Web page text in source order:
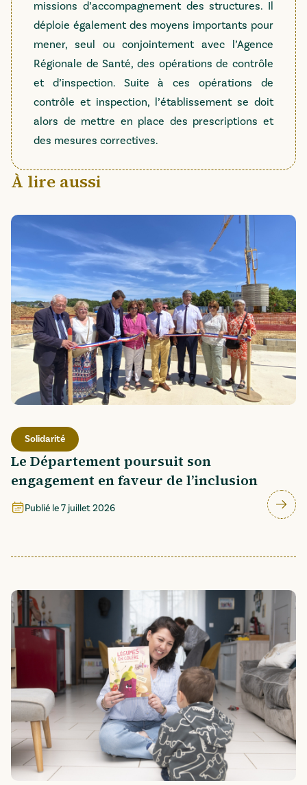
missions d’accompagnement des structures. Il
déploie également des moyens importants pour
mener, seul ou conjointement avec l’Agence
Régionale de Santé, des opérations de contrôle
et d’inspection. Suite à ces opérations de
contrôle et inspection, l’établissement se doit
alors de mettre en place des prescriptions et
des mesures correctives.
À lire aussi
Solidarité
Le Département poursuit son
engagement en faveur de l’inclusion
Publié le7 juillet 2026